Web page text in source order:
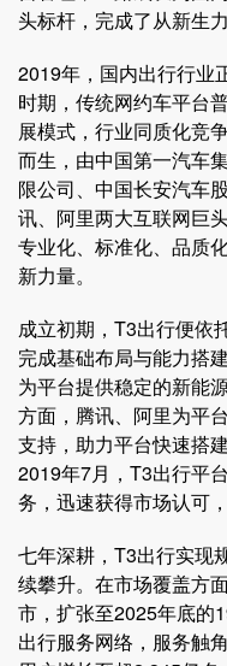
头标杆，完成了从新生
2019年，国内出行行业
时期，传统网约车平台
展模式，行业同质化竞
而生，由中国第一汽车
限公司、中国长安汽车
讯、阿里两大互联网巨
专业化、标准化、品质
新力量。
成立初期，T3出行便依
完成基础布局与能力搭
为平台提供稳定的新能
方面，腾讯、阿里为平
支持，助力平台快速搭
2019年7月，T3出行平
务，迅速获得市场认可
七年深耕，T3出行实现
续攀升。在市场覆盖方
市，扩张至2025年底的
出行服务网络，服务触